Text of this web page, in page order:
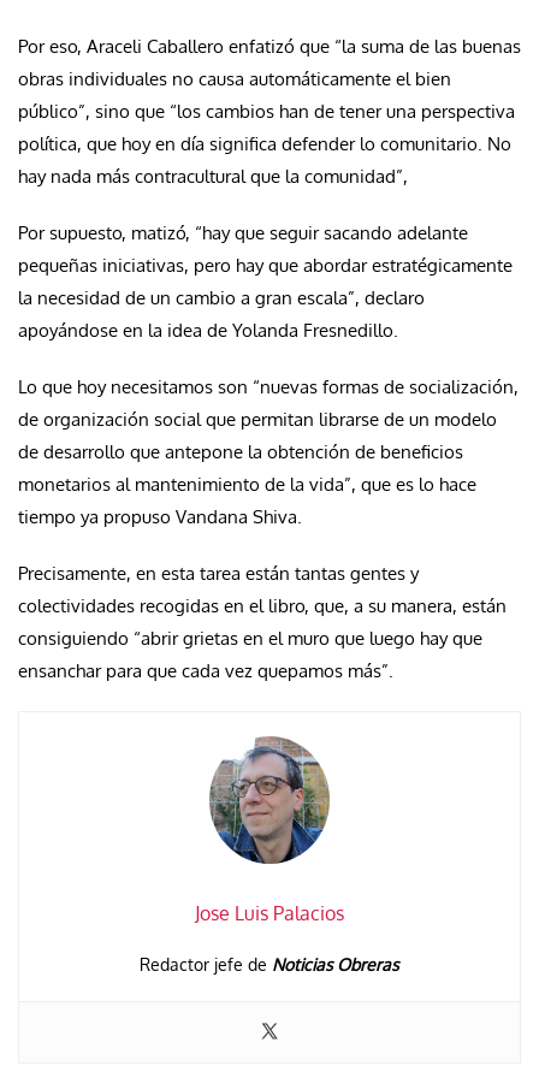
Por eso, Araceli Caballero enfatizó que “la suma de las buenas
obras individuales no causa automáticamente el bien
público”, sino que “los cambios han de tener una perspectiva
política, que hoy en día significa defender lo comunitario. No
hay nada más contracultural que la comunidad”,
Por supuesto, matizó, “hay que seguir sacando adelante
pequeñas iniciativas, pero hay que abordar estratégicamente
la necesidad de un cambio a gran escala”, declaro
apoyándose en la idea de Yolanda Fresnedillo.
Lo que hoy necesitamos son “nuevas formas de socialización,
de organización social que permitan librarse de un modelo
de desarrollo que antepone la obtención de beneficios
monetarios al mantenimiento de la vida”, que es lo hace
tiempo ya propuso Vandana Shiva.
Precisamente, en esta tarea están tantas gentes y
colectividades recogidas en el libro, que, a su manera, están
consiguiendo “abrir grietas en el muro que luego hay que
ensanchar para que cada vez quepamos más”.
Jose Luis Palacios
Redactor jefe de Noticias Obreras